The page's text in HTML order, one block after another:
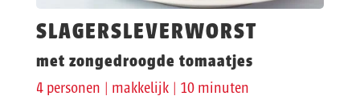
SLAGERSLEVERWORST
met zongedroogde tomaatjes
4 personen | makkelijk | 10 minuten